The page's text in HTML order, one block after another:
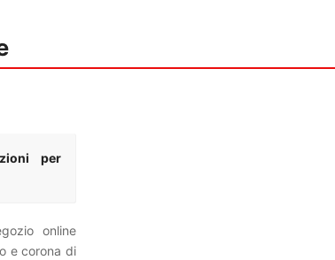
per
online
e corona di